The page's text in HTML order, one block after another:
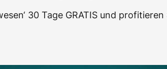
30 Tage GRATIS und profitieren